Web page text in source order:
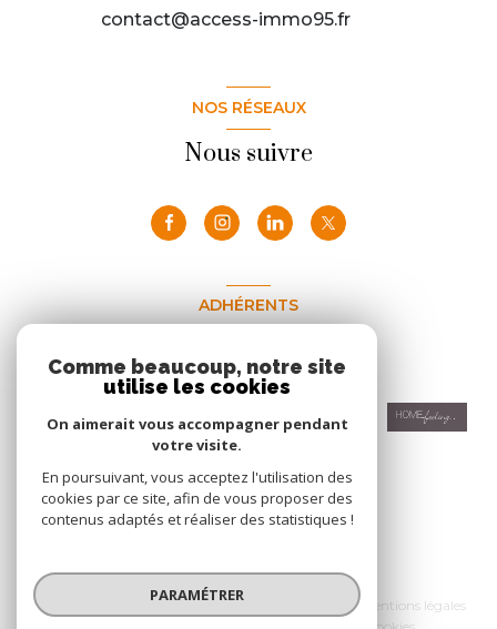
contact@access-immo95.fr
NOS RÉSEAUX
Nous suivre
ADHÉRENTS
Nous adhérons
© 2026 | Tous droits réservés
Nos honoraires
Nos partenaires
Mentions légales
Comme beaucoup, notre site
utilise les cookies
On aimerait vous accompagner pendant
votre visite.
En poursuivant, vous acceptez l'utilisation des
cookies par ce site, afin de vous proposer des
contenus adaptés et réaliser des statistiques !
PARAMÉTRER